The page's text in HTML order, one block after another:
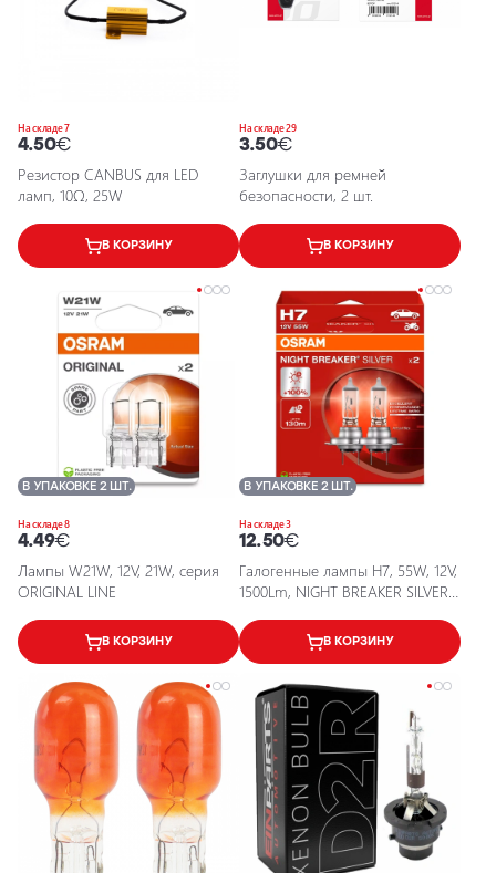
На складе 7
4.50€
Резистор CANBUS для LED
ламп, 10Ω, 25W
В КОРЗИНУ
На складе 29
3.50€
Заглушки для ремней
безопасности, 2 шт.
В КОРЗИНУ
На складе 8
В УПАКОВКЕ 2 ШТ.
4.49€
Лампы W21W, 12V, 21W, серия
ORIGINAL LINE
В КОРЗИНУ
На складе 3
В УПАКОВКЕ 2 ШТ.
12.50€
Галогенные лампы H7, 55W, 12V,
1500Lm, NIGHT BREAKER SILVER
В КОРЗИНУ